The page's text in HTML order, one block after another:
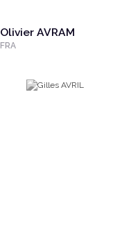
Olivier AVRAM
FRA